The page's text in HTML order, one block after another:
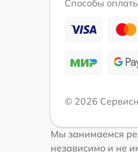
Способы
© 2026
Мы занимаемся
независимо и не